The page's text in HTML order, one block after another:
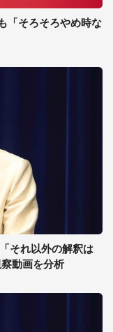
「そろそろやめ時な
それ以外の解釈は
動画を分析